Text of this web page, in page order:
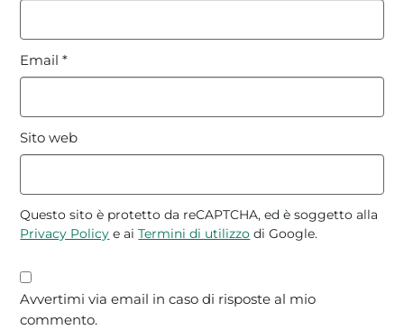
Email*
Sito web
Questo sito è protetto da reCAPTCHA, ed è soggetto alla
Privacy Policy e aiTermini di utilizzo di Google.
Avvertimi via email in caso di risposte al mio
commento.